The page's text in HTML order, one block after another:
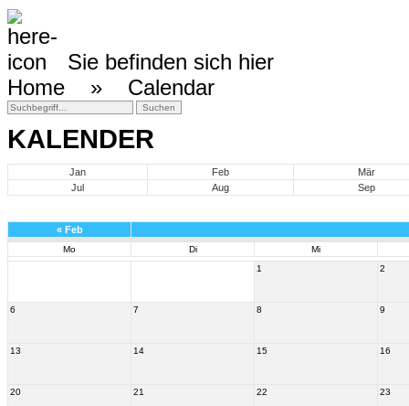
Sie befinden sich hier
Home » Calendar
KALENDER
Jan Feb
Mär
Jul
Aug Sep
« Feb
Mo Di
Mi
1
2
6 7 8 9
13 14 15 16
20 21 22 23